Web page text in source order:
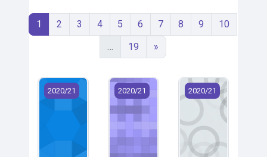
1 Page 1
2 Page 2
3 Page 3
4Page 4
5 Page 5
6 Page 6
7Page 7
8 Page 8
9 Page 9
10
19Page 19
»Next page
FZS/AFI - Anatomie a fyziologie ve 3D zobrazení
2020/21 FZS/ANEO - Anatomie (2020)
2020/21 FZS/ANEV -
2020/21